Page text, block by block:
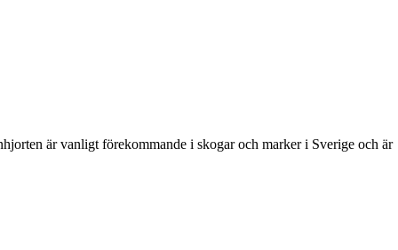
är vanligt förekommande i skogar och marker i Sverige och är